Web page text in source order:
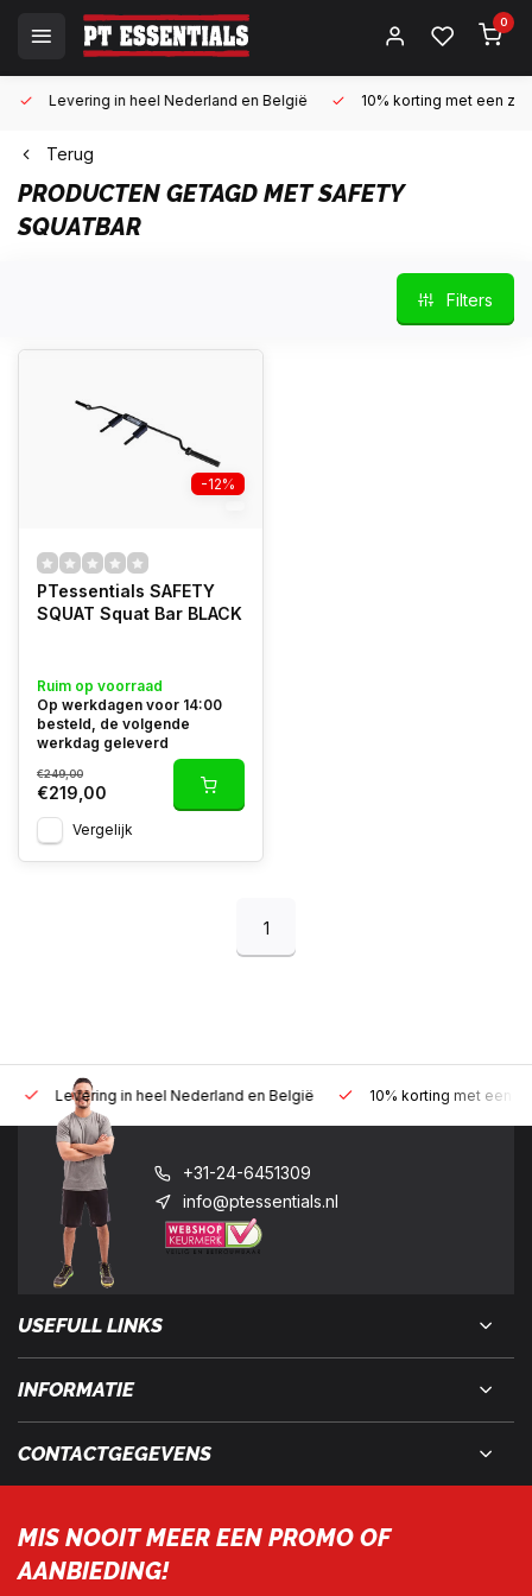
0
Levering in heel Nederland en België 10% korting met een
Terug
PRODUCTEN GETAGD MET SAFETY
SQUATBAR
Filters
-12%
PTessentials SAFETY
SQUAT Squat Bar BLACK
Ruim op voorraad
Op werkdagen voor 14:00
besteld, de volgende
werkdag geleverd
€249,00
€219,00
Vergelijk
1
Levering in heel Nederland en België 10% korting met een
+31-24-6451309
info@ptessentials.nl
USEFULL LINKS
INFORMATIE
CONTACTGEGEVENS
MIS NOOIT MEER EEN PROMO OF
AANBIEDING!